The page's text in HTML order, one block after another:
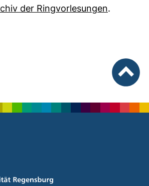
der Ringvorlesungen.